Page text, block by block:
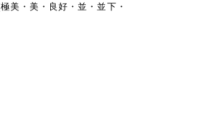
美・良好・並・並下・